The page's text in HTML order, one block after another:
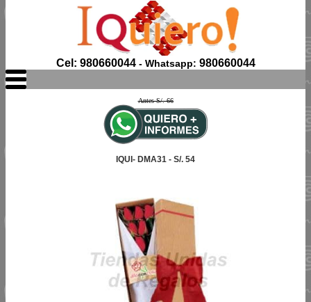
Cel: 980660044- Whatsapp: 980660044
Antes S/. 66
IQUI- DMA31 - S/. 54